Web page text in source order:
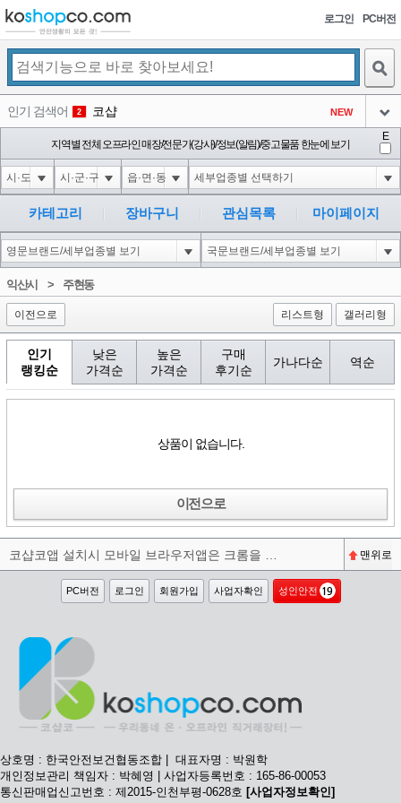
로그인 PC버전
인기 검색어 2 코샵 NEW
3 1'||DBMS_PIPE.RECEIVE_MESSAGE(CHR(98)||CHR(98)||CHR(98),15)||'
아이콘
4 1*if(now()=sysdate(),sleep(15),0)
아이콘
5 1*DBMS_PIPE.RECEIVE_MESSAGE(CHR(99)||CHR(99)||CHR(99),15)
아이콘
3
6 10'XOR(1*if(now()=sysdate(),sleep(15),0))XOR'Z
아이콘
3
1
지역별 전체 오프라인 매장/전문가(강사)/정보(알림)/중고물품 한눈에 보기
E
카테고리 장바구니 관심목록 마이페이지
익산시 > 주현동
이전으로 리스트형 갤러리형
인기
랭킹순
낮은
가격순
높은
가격순
구매
후기순
가나다순 역순
상품이 없습니다.
이전으로
맨위로
PC버전 로그인 회원가입 사업자확인 성인안전
상호명 : 한국안전보건협동조합 | 대표자명 : 박원학
개인정보관리 책임자 : 박혜영 | 사업자등록번호 : 165-86-00053
통신판매업신고번호 : 제2015-인천부평-0628호 [사업자정보확인]